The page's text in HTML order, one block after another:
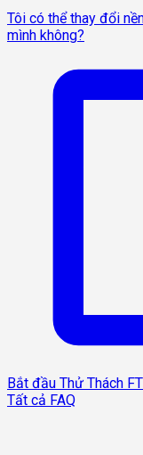
Tôi có thể thay đổi
mình không?
Bắt đầu Thử Thách
Tất cả FAQ